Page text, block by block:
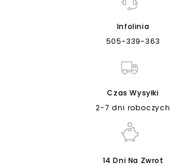
Infolinia
505-339-363
Czas Wysyłki
2-7 dni roboczych
14 Dni Na Zwrot